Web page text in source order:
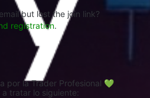
but lost the join link?
registration.
por la Trader Profesional 💚
tratar lo siguiente: